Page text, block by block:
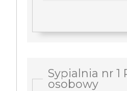
Sypialnia nr 1
osobowy